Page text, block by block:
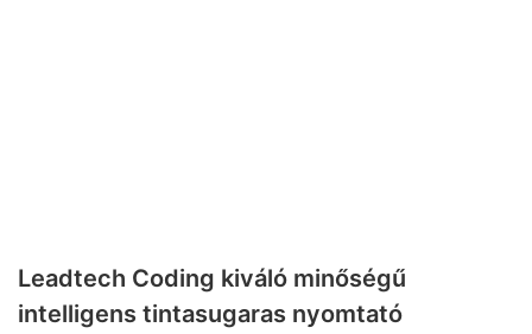
Leadtech Coding kiváló minőségű
intelligens tintasugaras nyomtató